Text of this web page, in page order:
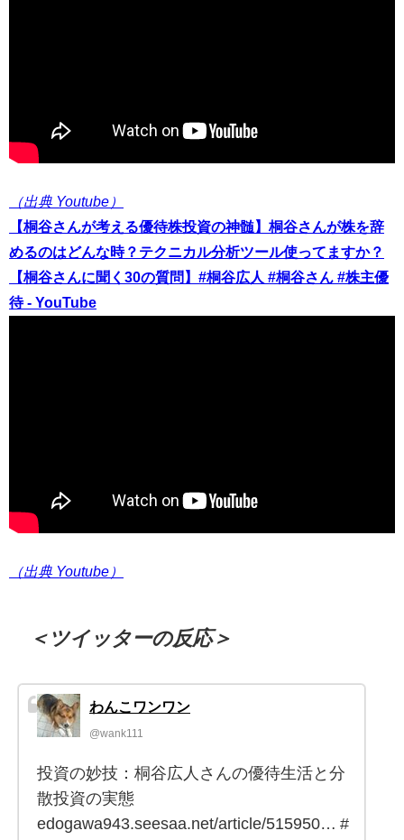
（出典 Youtube）
【桐谷さんが考える優待株投資の神髄】桐谷さんが株を辞
めるのはどんな時？テクニカル分析ツール使ってますか？
【桐谷さんに聞く30の質問】#桐谷広人 #桐谷さん #株主優
待 - YouTube
（出典 Youtube）
＜ツイッターの反応＞
わんこワンワン
@wank111
投資の妙技：桐谷広人さんの優待生活と分
散投資の実態
edogawa943.seesaa.net/article/515950… #